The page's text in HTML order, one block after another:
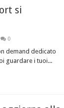
si
0
demand dedicato
guardare i tuoi...